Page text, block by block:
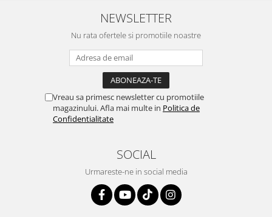
NEWSLETTER
Nu rata ofertele si promotiile noastre
Vreau sa primesc newsletter cu promotiile
magazinului. Afla mai multe in Politica de
Confidentialitate
SOCIAL
Urmareste-ne in social media